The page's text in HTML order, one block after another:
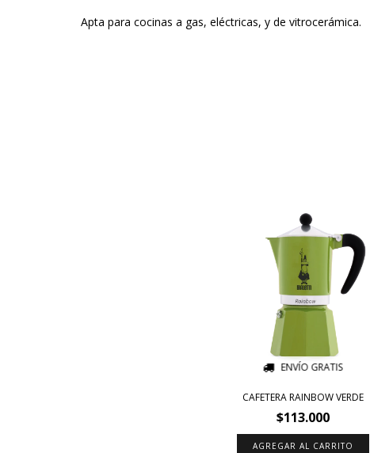
Apta para cocinas a gas, eléctricas, y de vitrocerámica.
ENVÍO GRATIS
CAFETERA RAINBOW VERDE
$113.000
AGREGAR AL CARRITO